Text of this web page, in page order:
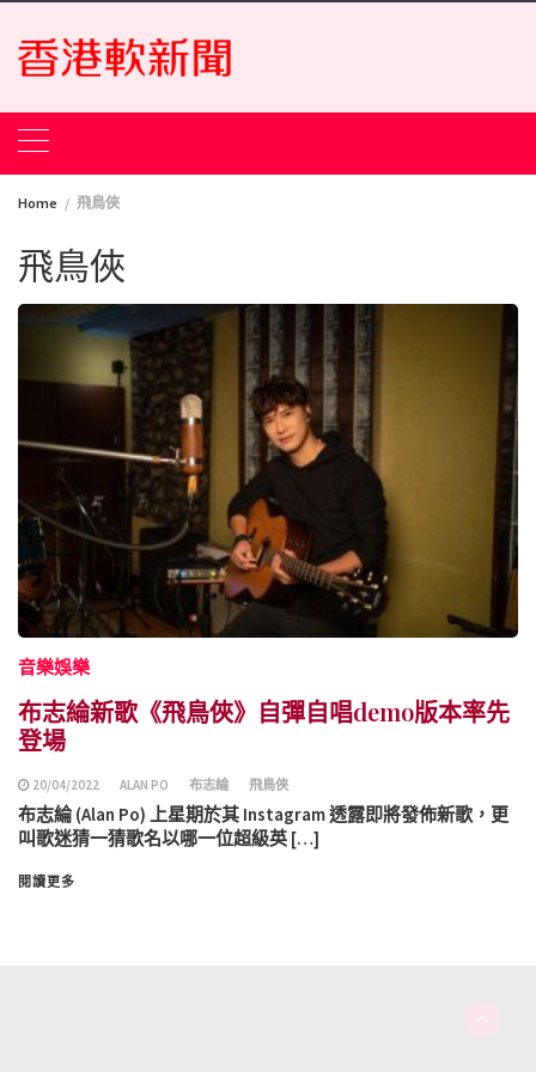
Skip
content
Home 飛鳥俠
飛鳥俠
音樂娛樂
布志綸新歌《飛鳥俠》自彈自唱demo版本率先
登場
20/04/2022 ALAN PO 布志綸 飛鳥俠
布志綸 (Alan Po) 上星期於其 Instagram 透露即將發佈新歌，更
叫歌迷猜一猜歌名以哪一位超級英 […]
閱讀更多